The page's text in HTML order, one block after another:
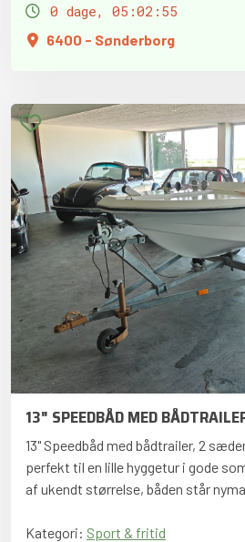
0 dage, 05:02:54
6400 - Sønderborg
13" SPEEDBÅD MED
13" Speedbåd med bådtrailer, 2
perfekt til en lille hyggetur i gode
af ukendt størrelse, båden står
Kategori: Sport & fritid